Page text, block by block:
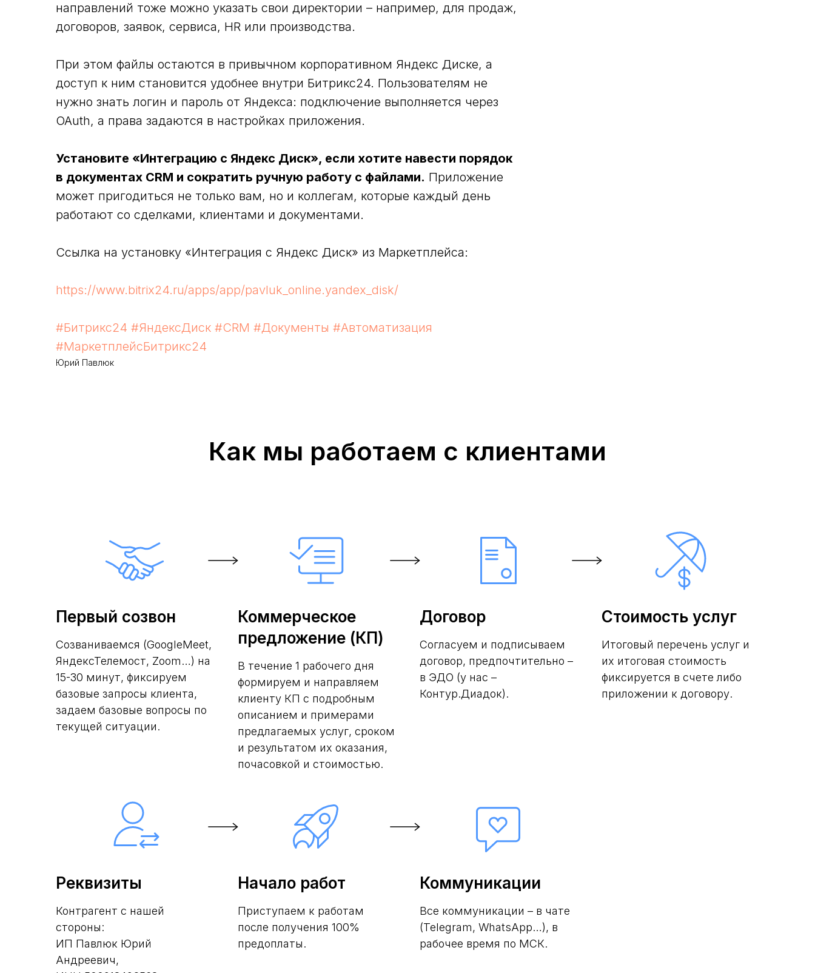
направлений тоже можно указать свои директории – например, для продаж,
договоров, заявок, сервиса, HR или производства.
При этом файлы остаются в привычном корпоративном Яндекс Диске, а
доступ к ним становится удобнее внутри Битрикс24. Пользователям не
нужно знать логин и пароль от Яндекса: подключение выполняется через
OAuth, а права задаются в настройках приложения.
Установите «Интеграцию с Яндекс Диск», если хотите навести порядок
в документах CRM и сократить ручную работу с файлами. Приложение
может пригодиться не только вам, но и коллегам, которые каждый день
работают со сделками, клиентами и документами.
Ссылка на установку «Интеграция с Яндекс Диск» из Маркетплейса:
https://www.bitrix24.ru/apps/app/pavluk_online.yandex_disk/
#Битрикс24 #ЯндексДиск #CRM #Документы #Автоматизация
#МаркетплейсБитрикс24
Юрий Павлюк
Как мы работаем с клиентами
Первый созвон
Созваниваемся (GoogleMeet,
ЯндексТелемост, Zoom…) на
15-30 минут, фиксируем
базовые запросы клиента,
задаем базовые вопросы по
текущей ситуации.
Коммерческое
предложение (КП)
В течение 1 рабочего дня
формируем и направляем
клиенту КП с подробным
описанием и примерами
предлагаемых услуг, сроком
и результатом их оказания,
почасовкой и стоимостью.
Договор
Согласуем и подписываем
договор, предпочтительно –
в ЭДО (у нас –
Контур.Диадок).
Стоимость услуг
Итоговый перечень услуг и
их итоговая стоимость
фиксируется в счете либо
приложении к договору.
Реквизиты
Контрагент с нашей
стороны:
ИП Павлюк Юрий
Андреевич,
Начало работ
Приступаем к работам
после получения 100%
предоплаты.
Коммуникации
Все коммуникации – в чате
(Telegram, WhatsApp…), в
рабочее время по МСК.